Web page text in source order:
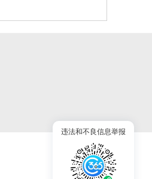
违法和不良信息举报